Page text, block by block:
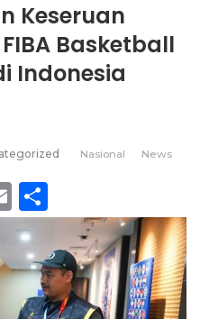
Keseruan
Basketball
Indonesia
Nasional News
Email